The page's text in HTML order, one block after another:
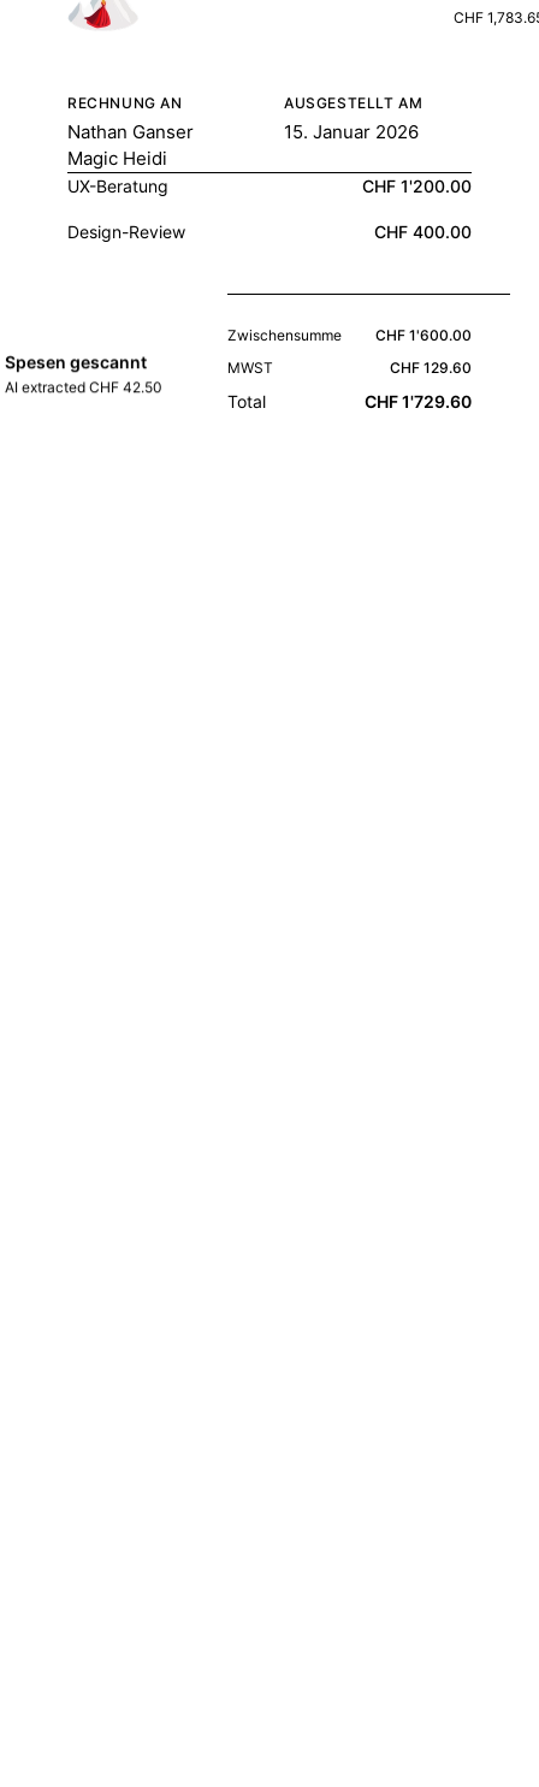
RECHNUNG AN
Nathan Ganser
Magic Heidi
AUSGESTELLT AM
15. Januar 2026
UX-Beratung CHF 1'200.00
Design-Review CHF 400.00
Zwischensumme
CHF 1'600.00
MWST
CHF 129.60
Total CHF 1'729.60
CHF
Spesen gescannt
AI extracted CHF 42.50